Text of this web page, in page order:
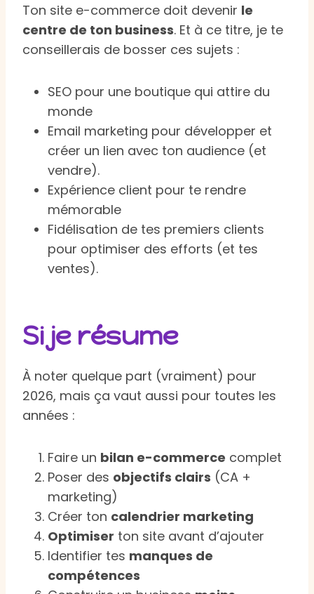
Ton site e-commerce doit devenir le
centre de ton business. Et à ce titre, je te
conseillerais de bosser ces sujets :
SEO pour une boutique qui attire du
monde
Email marketing pour développer et
créer un lien avec ton audience (et
vendre).
Expérience client pour te rendre
mémorable
Fidélisation de tes premiers clients
pour optimiser des efforts (et tes
ventes).
Si je résume
À noter quelque part (vraiment) pour
2026, mais ça vaut aussi pour toutes les
années :
Faire un bilan e-commerce complet
Poser des objectifs clairs (CA +
marketing)
Créer ton calendrier marketing
Optimiser ton site avant d’ajouter
Identifier tes manques de
compétences